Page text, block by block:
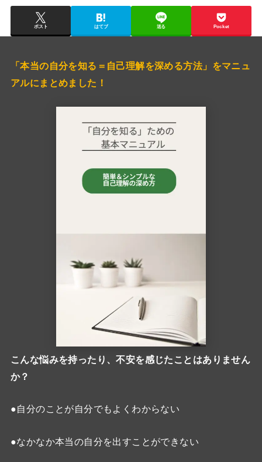
ポスト はてブ 送る Pocket
「本当の自分を知る＝自己理解を深める方法」をマニュ
アルにまとめました！
こんな悩みを持ったり、不安を感じたことはありません
か？
●自分のことが自分でもよくわからない
●なかなか本当の自分を出すことができない